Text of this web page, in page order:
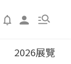
2026展覽